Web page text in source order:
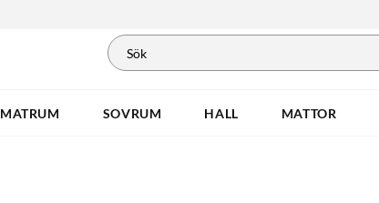
MATRUM SOVRUM HALL MATTOR